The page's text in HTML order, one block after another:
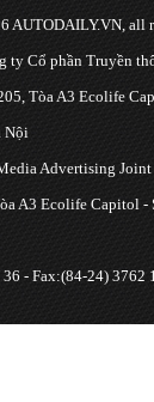
AUTODAILY.VN, all
ty Cổ phần Truyền
Tòa A3 Ecolife
Nội
Advertising
A3 Ecolife Capitol
- Fax:(84-24) 3762